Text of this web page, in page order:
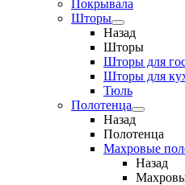
Покрывала
Шторы
Назад
Шторы
Шторы для
Шторы для
Тюль
Полотенца
Назад
Полотенца
Махровые
Назад